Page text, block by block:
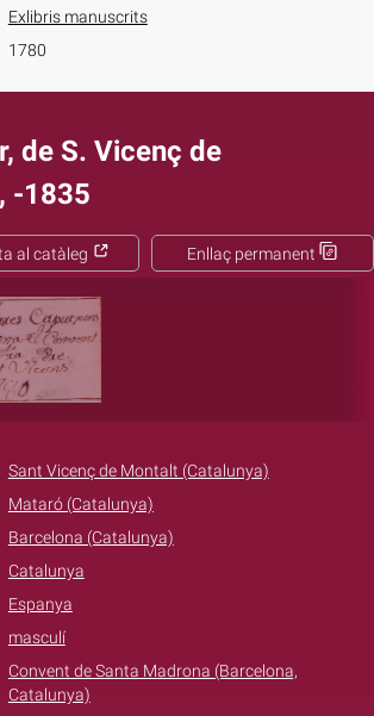
Exlibris manuscrits
1780
de S. Vicenç de
-1835
Enllaç permanent
al catàleg
Sant Vicenç de Montalt (Catalunya)
Mataró (Catalunya)
Barcelona (Catalunya)
Catalunya
Espanya
masculí
Convent de Santa Madrona (Barcelona,
Catalunya)